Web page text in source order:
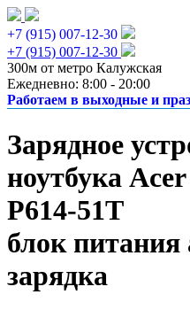
+7 (915) 007-12-30
+7 (915) 007-12-30
300м от метро Калужская
Ежедневно: 8:00 - 20:00
Работаем в выходные и
Зарядное
ноутбука
P614-51T
блок питания
зарядка